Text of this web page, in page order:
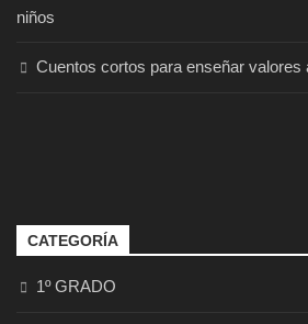
niños
Cuentos cortos para enseñar valores
CATEGORÍA
1º GRADO